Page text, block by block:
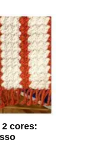
2 cores: